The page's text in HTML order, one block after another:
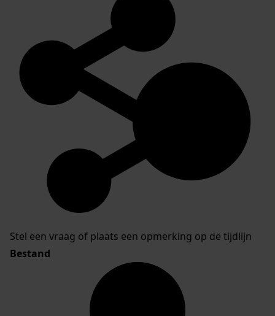
Stel een vraag of plaats een opmerking op de tijdlijn
Bestand